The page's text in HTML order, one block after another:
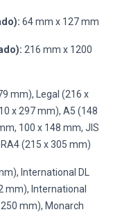
64 mm x 127 mm
216 mm x 1200
mm), Legal (216 x
x 297 mm), A5 (148
100 x 148 mm, JIS
(215 x 305 mm)
International DL
mm), International
mm), Monarch